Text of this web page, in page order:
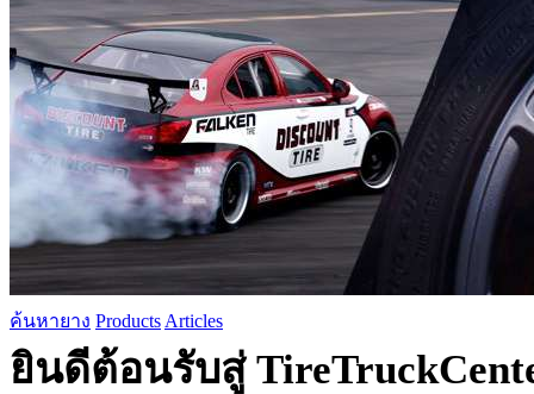
ค้นหายาง Products Articles
ยินดีต้อนรับสู่